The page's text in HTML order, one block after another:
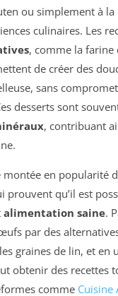
ou simplement à la
culinaires. Les
, comme la farine
de créer des
sans
desserts sont
, contribuant
montée en popularité
prouvent qu’il est
alimentation saine.
par des
graines de lin, et en
obtenir des recettes
comme Cuisine